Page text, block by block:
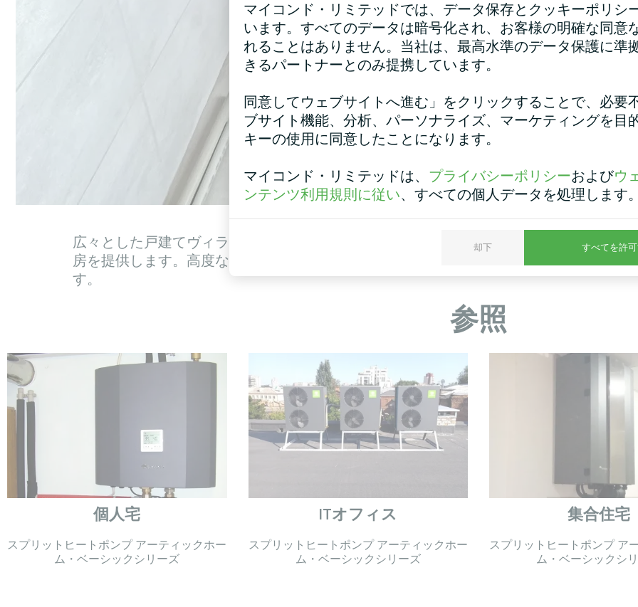
広々とした戸建てヴィラに設置されたMycond SplitヒートポンプBeeHeat MHS-U12BH
房を提供します。高度な省エネ技術により、快適さ、光熱費の削減、そして現代の生活
す。
参照
個人宅
スプリットヒートポンプ アーティックホー
ム・ベーシックシリーズ
ITオフィス
スプリットヒートポンプ アーティックホー
ム・ベーシックシリーズ
集合住宅
スプリットヒートポンプ ア
ム・ベーシックシ
マイコンド・リミテッドでは、データ保存とクッキーポリシ
います。すべてのデータは暗号化され、お客様の明確な同意
れることはありません。当社は、最高水準のデータ保護に準
きるパートナーとのみ提携しています。
同意してウェブサイトへ進む」をクリックすることで、必要
ブサイト機能、分析、パーソナライズ、マーケティングを目
キーの使用に同意したことになります。
マイコンド・リミテッドは、 プライバシーポリシーおよびウ
ンテンツ利用規則に従い、すべての個人データを処理します
却下 すべてを許